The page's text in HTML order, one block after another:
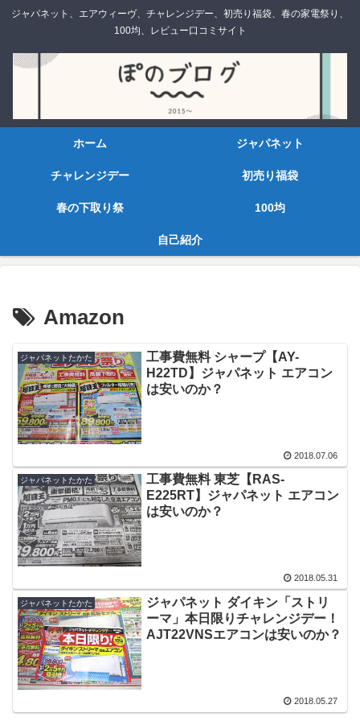
ジャパネット、エアウィーヴ、チャレンジデー、初売り福袋、春の家電祭り、
100均、レビュー口コミサイト
ホーム ジャパネット
チャレンジデー 初売り福袋
春の下取り祭 100均
自己紹介
Amazon
ジャパネットたかた
工事費無料 シャープ【AY-
H22TD】ジャパネット エアコン
は安いのか？
2018.07.06
ジャパネットたかた
工事費無料 東芝【RAS-
E225RT】ジャパネット エアコン
は安いのか？
2018.05.31
ジャパネットたかた
ジャパネット ダイキン「ストリ
ーマ」本日限りチャレンジデー！
AJT22VNSエアコンは安いのか？
2018.05.27